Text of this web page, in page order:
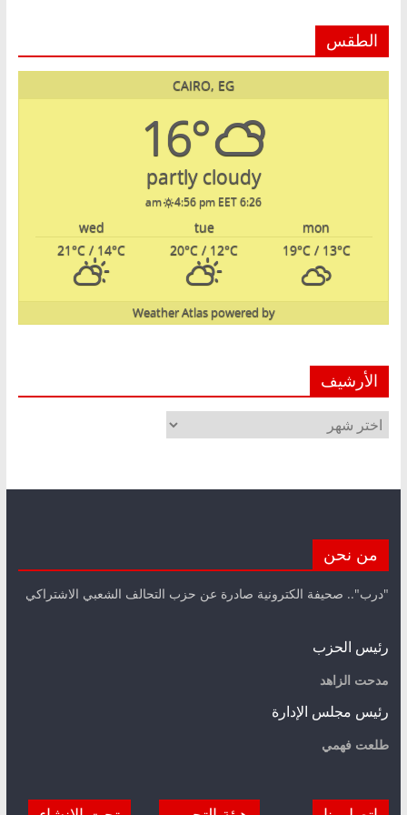
الطقس
CAIRO, EG
16°
partly cloudy
6:26 am
4:56 pm EET
mon
tue
wed
19°C/ 13°C
20°C / 12°C
21°C / 14°C
powered by
Weather Atlas
الأرشيف
الأرشيف
من نحن
"درب".. صحيفة الكترونية صادرة عن حزب التحالف الشعبي الاشتراكي
رئيس الحزب
مدحت الزاهد
رئيس مجلس الإدارة
طلعت فهمي